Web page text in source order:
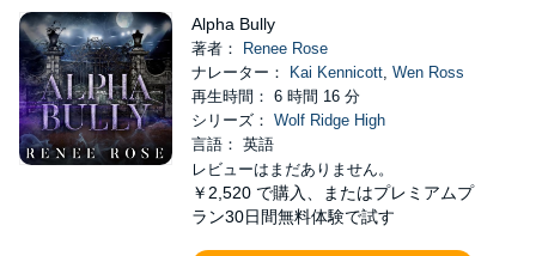
Alpha Bully
著者：
Renee Rose
ナレーター：
Kai Kennicott, Wen Ross
再生時間： 6 時間 16 分
シリーズ： Wolf Ridge High
言語： 英語
レビューはまだありません。
￥2,520 で購入、またはプレミアムプ
ラン30日間無料体験で試す